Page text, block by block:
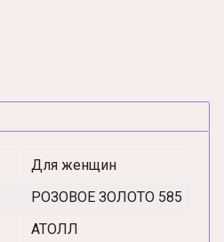
Для женщин
РОЗОВОЕ ЗОЛОТО 585
АТОЛЛ